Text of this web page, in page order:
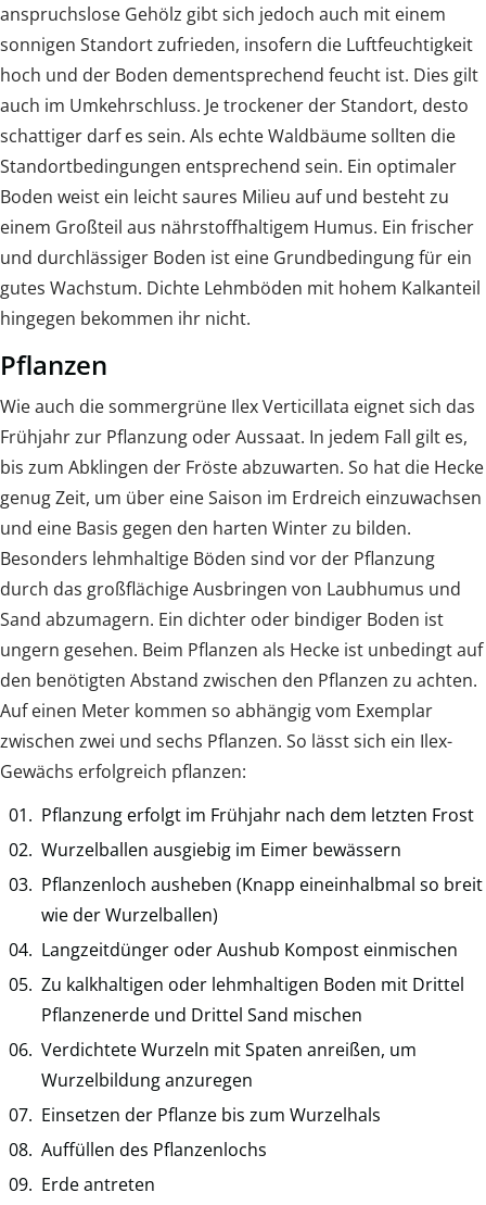
anspruchslose Gehölz gibt sich jedoch auch mit einem
sonnigen Standort zufrieden, insofern die Luftfeuchtigkeit
hoch und der Boden dementsprechend feucht ist. Dies gilt
auch im Umkehrschluss. Je trockener der Standort, desto
schattiger darf es sein. Als echte Waldbäume sollten die
Standortbedingungen entsprechend sein. Ein optimaler
Boden weist ein leicht saures Milieu auf und besteht zu
einem Großteil aus nährstoffhaltigem Humus. Ein frischer
und durchlässiger Boden ist eine Grundbedingung für ein
gutes Wachstum. Dichte Lehmböden mit hohem Kalkanteil
hingegen bekommen ihr nicht.
Pflanzen
Wie auch die sommergrüne Ilex Verticillata eignet sich das
Frühjahr zur Pflanzung oder Aussaat. In jedem Fall gilt es,
bis zum Abklingen der Fröste abzuwarten. So hat die Hecke
genug Zeit, um über eine Saison im Erdreich einzuwachsen
und eine Basis gegen den harten Winter zu bilden.
Besonders lehmhaltige Böden sind vor der Pflanzung
durch das großflächige Ausbringen von Laubhumus und
Sand abzumagern. Ein dichter oder bindiger Boden ist
ungern gesehen. Beim Pflanzen als Hecke ist unbedingt auf
den benötigten Abstand zwischen den Pflanzen zu achten.
Auf einen Meter kommen so abhängig vom Exemplar
zwischen zwei und sechs Pflanzen. So lässt sich ein Ilex-
Gewächs erfolgreich pflanzen:
Pflanzung erfolgt im Frühjahr nach dem letzten Frost
Wurzelballen ausgiebig im Eimer bewässern
Pflanzenloch ausheben (Knapp eineinhalbmal so breit
wie der Wurzelballen)
Langzeitdünger oder Aushub Kompost einmischen
Zu kalkhaltigen oder lehmhaltigen Boden mit Drittel
Pflanzenerde und Drittel Sand mischen
Verdichtete Wurzeln mit Spaten anreißen, um
Wurzelbildung anzuregen
Einsetzen der Pflanze bis zum Wurzelhals
Auffüllen des Pflanzenlochs
Erde antreten